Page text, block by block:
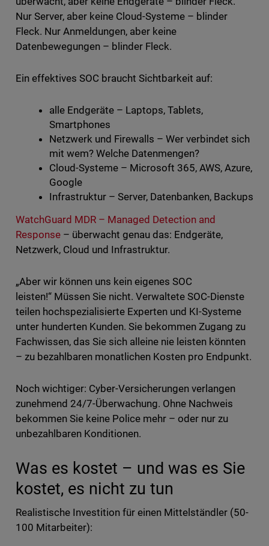
Nur Server, aber keine Cloud-Systeme – blinder
Fleck. Nur Anmeldungen, aber keine
Datenbewegungen – blinder Fleck.
Ein effektives SOC braucht Sichtbarkeit auf:
alle Endgeräte – Laptops, Tablets,
Smartphones
Netzwerk und Firewalls – Wer verbindet sich
mit wem? Welche Datenmengen?
Cloud-Systeme – Microsoft 365, AWS, Azure,
Google
Infrastruktur – Server, Datenbanken, Backups
WatchGuard MDR – Managed Detection and
Response– überwacht genau das: Endgeräte,
Netzwerk, Cloud und Infrastruktur.
„Aber wir können uns kein eigenes SOC
leisten!“ Müssen Sie nicht. Verwaltete SOC-Dienste
teilen hochspezialisierte Experten und KI-Systeme
unter hunderten Kunden. Sie bekommen Zugang zu
Fachwissen, das Sie sich alleine nie leisten könnten
– zu bezahlbaren monatlichen Kosten pro Endpunkt.
Noch wichtiger: Cyber-Versicherungen verlangen
zunehmend 24/7-Überwachung. Ohne Nachweis
bekommen Sie keine Police mehr – oder nur zu
unbezahlbaren Konditionen.
Was es kostet – und was es Sie
kostet, es nicht zu tun
Realistische Investition für einen Mittelständler (50-
100 Mitarbeiter):